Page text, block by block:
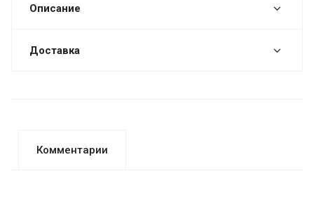
Описание
Доставка
Комментарии